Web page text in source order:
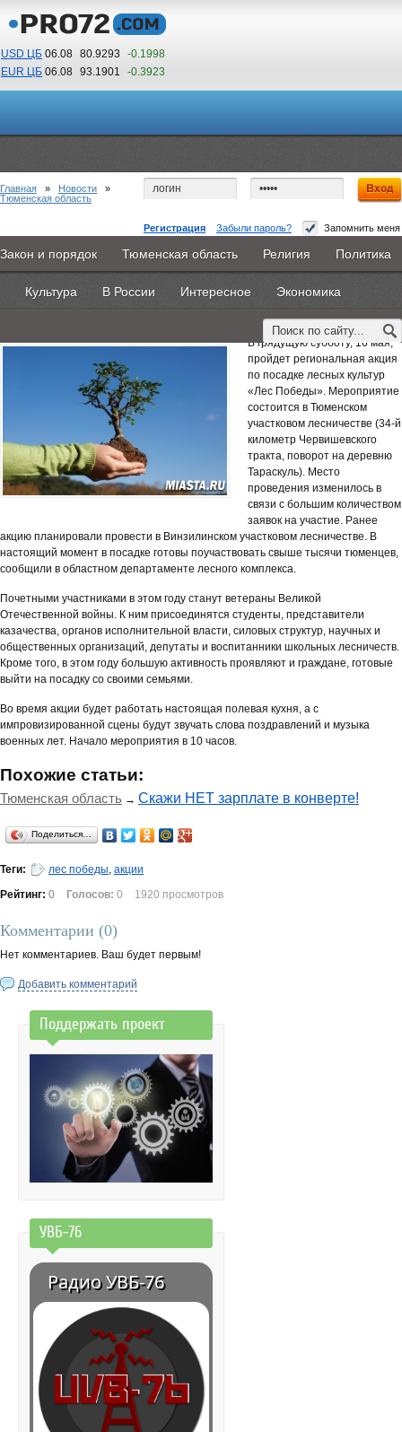
USD ЦБ 06.08 80.9293 -0.1998
EUR ЦБ 06.08 93.1901 -0.3923
14 27
По Гринвичу (GMT +5)
Регистрация Забыли пароль? Запомнить меня
Главная Новости Объявления КНИГИ ВестиNet
Каталоги 9PS Прочее
Закон и порядок Тюменская область Религия Политика
Культура В России Интересное Экономика
Главная » Новости »
Тюменская область
Больше тысячи тюменцев готовы высадить
«Лес Победы»
В грядущую субботу, 16 мая,
пройдет региональная акция
по посадке лесных культур
«Лес Победы». Мероприятие
состоится в Тюменском
участковом лесничестве (34-й
километр Червишевского
тракта, поворот на деревню
Тараскуль). Место
проведения изменилось в
связи с большим количеством
заявок на участие. Ранее
акцию планировали провести в Винзилинском участковом лесничестве. В
настоящий момент в посадке готовы поучаствовать свыше тысячи тюменцев,
сообщили в областном департаменте лесного комплекса.
Почетными участниками в этом году станут ветераны Великой
Отечественной войны. К ним присоединятся студенты, представители
казачества, органов исполнительной власти, силовых структур, научных и
общественных организаций, депутаты и воспитанники школьных лесничеств.
Кроме того, в этом году большую активность проявляют и граждане, готовые
выйти на посадку со своими семьями.
Во время акции будет работать настоящая полевая кухня, а с
импровизированной сцены будут звучать слова поздравлений и музыка
военных лет. Начало мероприятия в 10 часов.
Похожие статьи:
Тюменская область → Скажи НЕТ зарплате в конверте!
Поделиться…
Теги: лес победы, акции
Рейтинг: 0 Голосов: 0 1920 просмотров
Комментарии (0)
Нет комментариев. Ваш будет первым!
Добавить комментарий
Поддержать проект
УВБ-76
Радио УВБ-76